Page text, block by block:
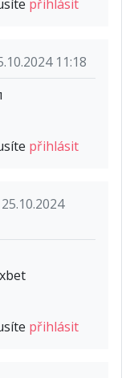
přihlásit
11:18
přihlásit
přihlásit